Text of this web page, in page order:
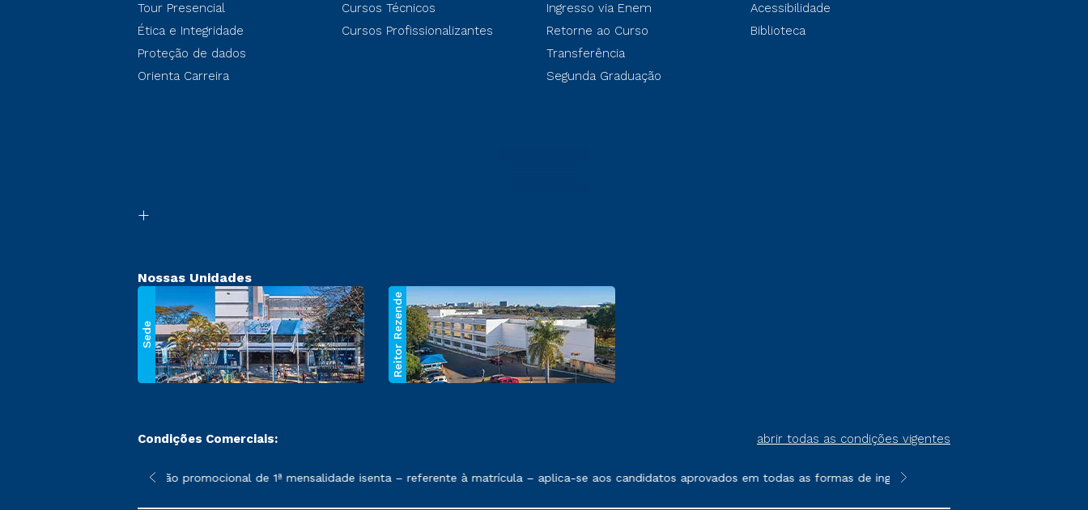
Tour Presencial
Ética e Integridade
Proteção de dados
Orienta Carreira
Cursos Técnicos
Cursos Profissionalizantes
Ingresso via Enem
Retorne ao Curso
Transferência
Segunda Graduação
Acessibilidade
Biblioteca
Nossas Unidades
Sede Reitor Rezende
Condições Comerciais: abrir todas as condições vigentes
sofrer alterações nos períodos de rematrícula conforme exposto no contrato de prestação de serviços.
*A condição promocional de 1ª mensalidade isenta – referente à matrícula – aplica-se aos candidatos aprovados em todas as formas de ingresso, exceto na prova on-line
**Semipresencial é um formato do